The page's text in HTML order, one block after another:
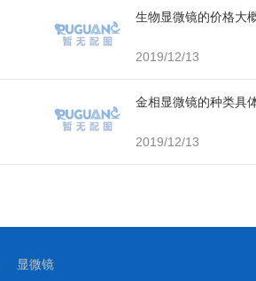
生物显微镜的价格大
2019/12/13
金相显微镜的种类具
2019/12/13
显微镜